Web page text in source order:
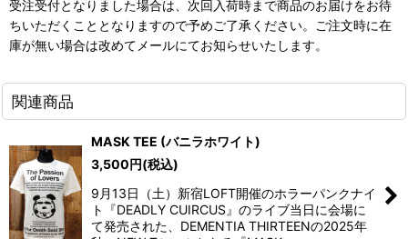
受注受付となりました場合は、次回入荷時まで商品のお届けをお待
ちいただくこととなりますので予めご了承ください。ご注文時に在
庫が無い場合は改めてメールにてお知らせいたします。
関連商品
MASK TEE (バニラホワイト)
3,500円(税込)
9月13日（土）新宿LOFT開催のホラーパンクナイ
ト『DEADLY CUIRCUS』のライブ当日に会場に
て発売された、DEMENTIA THIRTEENの2025年